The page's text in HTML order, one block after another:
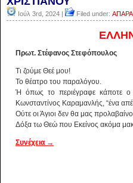
Ιούλ 3rd, 2024 | Filed under:
Πρωτ. Στέφανος Στεφόπουλος
Τι ζούμε Θεέ μου!
Το θέατρο του παραλόγου.
Ή όπως το περιέγραφε κάποτε ο
Κωνσταντίνος Καραμανλής, “ένα
Ούτε οι Άγιοι δεν θα μας
Δόξα τω Θεώ που Εκείνος ακόμα
Συνέχεια →